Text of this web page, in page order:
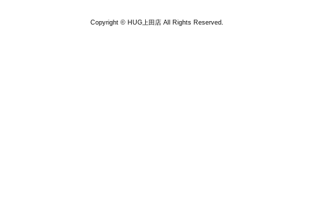
Copyright © HUG上田店 All Rights Reserved.